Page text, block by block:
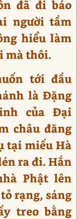
đã đi báo
người tầm
hiểu làm
mà thôi.
tới đầu
là Đặng
của Đại
châu đăng
tại miếu Hà
ra đi. Hắn
Phật lên
rạng, sáng
treo bằng